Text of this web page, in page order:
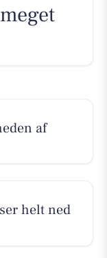
af
helt ned